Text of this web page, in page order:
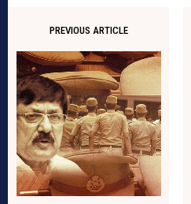
PREVIOUS ARTICLE